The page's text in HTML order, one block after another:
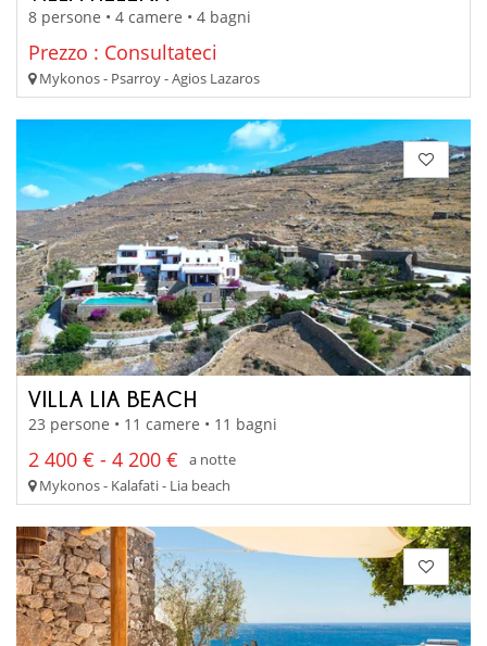
8 persone • 4 camere • 4 bagni
Prezzo : Consultateci
Mykonos - Psarroy - Agios Lazaros
VILLA LIA BEACH
23 persone • 11 camere • 11 bagni
2 400 € - 4 200 €
a notte
Mykonos - Kalafati - Lia beach